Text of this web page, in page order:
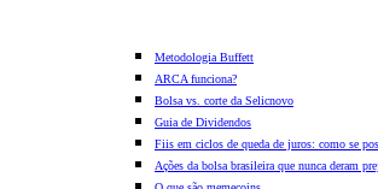
Metodologia Buffett
ARCA funciona?
Bolsa vs. corte da Selicnovo
Guia de Dividendos
Fiis em ciclos de queda de juros: como se
Ações da bolsa brasileira que nunca deram